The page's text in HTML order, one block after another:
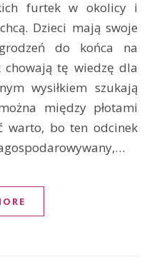
furtek w okolicy i
​Dzieci mają swoje
do końca na
chowają tę wiedzę dla
wysiłkiem szukają
między płotami
warto, bo ten odcinek